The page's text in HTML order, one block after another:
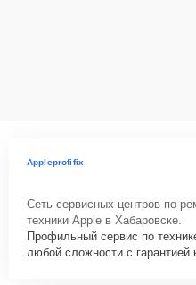
Appleprofifix
Сеть сервисных центров по
техники Apple в Хабаровске.
Профильный сервис по
любой сложности с гарантией